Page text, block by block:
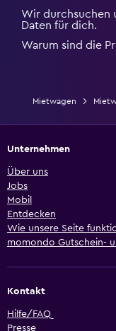
Wir durchsuchen
Daten für dich.
Warum sind die
Mietwagen
Unternehmen
Über uns
Jobs
Mobil
Entdecken
Wie unsere Seite
momondo Gutschein-
Kontakt
Hilfe/FAQ
Presse